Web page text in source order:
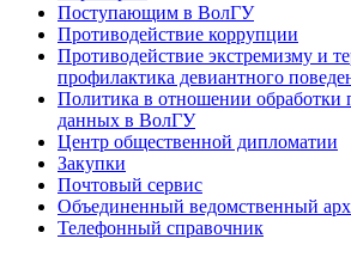
Поступающим в ВолГУ
Противодействие коррупции
Противодействие экстремизму и
профилактика девиантного
Политика в отношении обработки
данных в ВолГУ
Центр общественной дипломатии
Закупки
Почтовый сервис
Объединенный ведомственный
Телефонный справочник